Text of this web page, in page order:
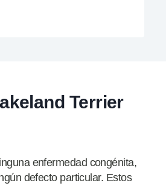
Terrier
enfermedad congénita,
defecto particular. Estos